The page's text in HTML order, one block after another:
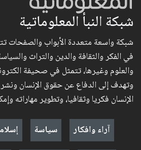
شبكة النبأ المعلوماتية
شبكة واسعة متعددة الأبواب والصفحات
في الفكر والثقافة والدين والتراث
والعلوم وغيرها، تتمثل في صحيفة
وتهدف إلى الدفاع عن حقوق الإنسان ونشر
الإنسان فكريا وثقافيا، وتطوير مهاراته
آراء وافكار
سياسة